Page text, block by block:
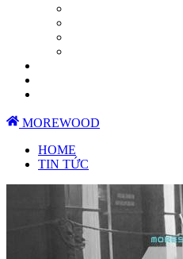
MOREWOOD
HOME
TIN TỨC